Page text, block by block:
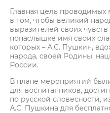
Главная цель
в том, чтобы великий
выразителей своих
понаслышке имя своих
которых – А.С. Пушкин,
народа, своей Родины,
России.
В плане мероприятий
для воспитанников,
по русской словесности,
А.С. Пушкина для